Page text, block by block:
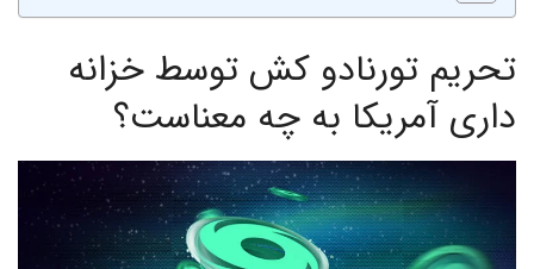
تحریم تورنادو کش توسط خزانه
داری آمریکا به چه معناست؟